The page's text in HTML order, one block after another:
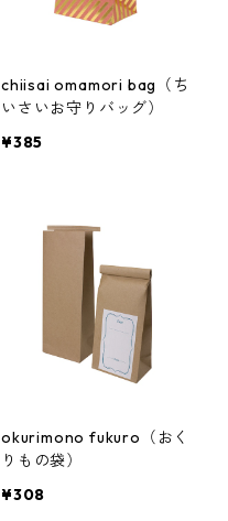
chiisai omamori bag（ち
いさいお守りバッグ）
¥385
okurimono fukuro（おく
りもの袋）
¥308